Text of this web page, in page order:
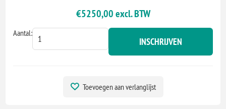
€5250,00 excl. BTW
Aantal:
INSCHRIJVEN
Toevoegen aan verlanglijst